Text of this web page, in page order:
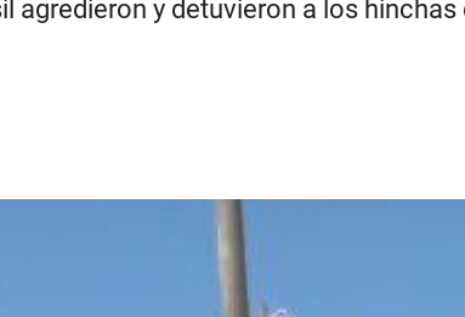
agredieron y detuvieron a los